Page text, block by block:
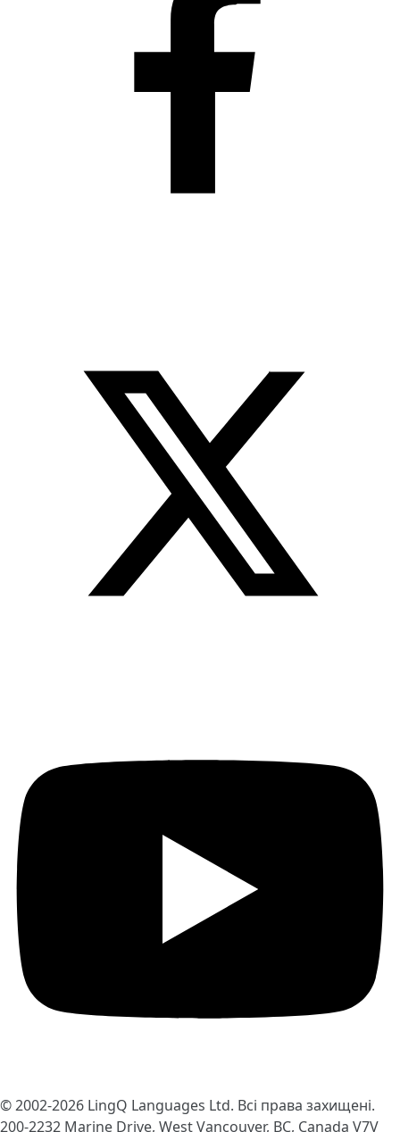
© 2002-2026 LingQ Languages Ltd. Всі права захищені.
200-2232 Marine Drive, West Vancouver, BC, Canada V7V